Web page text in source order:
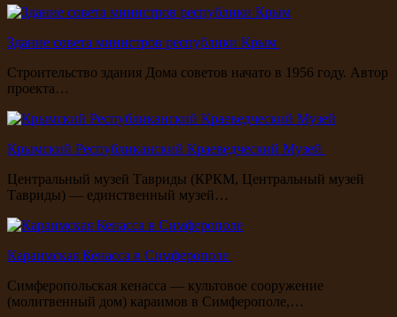
Здание совета министров республики Крым
Строительство здания Дома советов начато в 1956 году. Автор
проекта…
Крымский Республиканский Краеведческий Музей
Центральный музей Тавриды (КРКМ, Центральный музей
Тавриды) — единственный музей…
Караимская Кенасса в Симферополе
Симферопольская кенасса — культовое сооружение
(молитвенный дом) караимов в Симферополе,…